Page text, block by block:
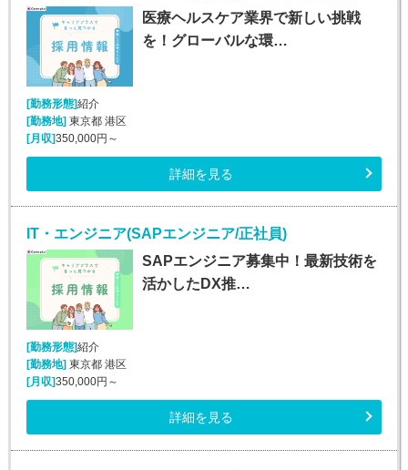
医療ヘルスケア業界で新しい挑戦
を！グローバルな環…
[勤務形態]紹介
[勤務地]東京都 港区
[月収]350,000円～
詳細を見る
IT・エンジニア(SAPエンジニア/正社員)
SAPエンジニア募集中！最新技術を
活かしたDX推…
[勤務形態]紹介
[勤務地] 東京都 港区
[月収]350,000円～
詳細を見る